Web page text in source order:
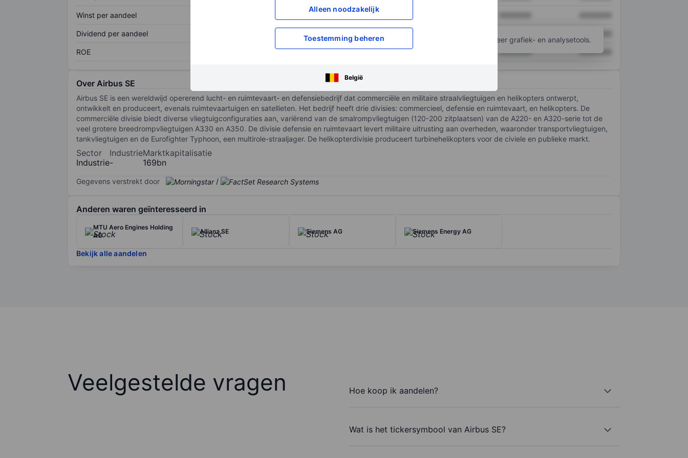
Alleen noodzakelijk
Toestemming beheren
België
Winst per aandeel XXXXXXX
Dividend per aandeel XXXXXXX
ROE XXXXXXX XXXXXXX XXXXXXX
Open een rekening om toegang te krijgen tot meer grafiek- en analysetools.
Over Airbus SE
Airbus SE is een wereldwijd opererend lucht- en ruimtevaart- en defensiebedrijf dat commerciële en militaire straalvliegtuigen en helikopters ontwerpt,
ontwikkelt en produceert, evenals ruimtevaartuigen en satellieten. Het bedrijf heeft drie divisies: commercieel, defensie en ruimtevaart, en helikopters. De
commerciële divisie biedt diverse vliegtuigconfiguraties aan, variërend van de smalrompvliegtuigen (120-200 zitplaatsen) van de A220- en A320-serie tot de
veel grotere breedrompvliegtuigen A330 en A350. De divisie defensie en ruimtevaart levert militaire uitrusting aan overheden, waaronder transportvliegtuigen,
tankvliegtuigen en de Eurofighter Typhoon, een multirole-straaljager. De helikopterdivisie produceert turbinehelikopters voor de civiele en publieke markt.
Sector
Industrie
Industrie
-
Marktkapitalisatie
169bn
Gegevens verstrekt door /
Anderen waren geïnteresseerd in
MTU Aero Engines Holding
AG
Allianz SE Siemens AG Siemens Energy AG
Bekijk alle aandelen
Veelgestelde vragen Hoe koop ik aandelen?
Wat is het tickersymbool van Airbus SE?